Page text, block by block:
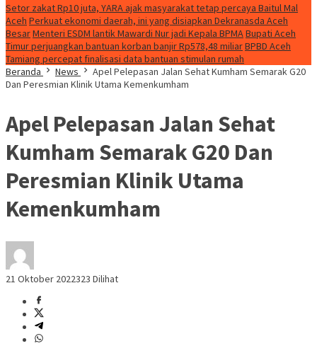
Setor zakat Rp10 juta, YARA ajak masyarakat tetap percaya Baitul Mal
Aceh Perkuat ekonomi daerah, ini yang disiapkan Dekranasda Aceh
BesarMenteri ESDM lantik Mawardi Nur jadi Kepala BPMABupati Aceh
Timur perjuangkan bantuan korban banjir Rp578,48 miliarBPBD Aceh
Tamiang percepat finalisasi data bantuan stimulan rumah
Beranda
News
Apel Pelepasan Jalan Sehat Kumham Semarak G20
Dan Peresmian Klinik Utama Kemenkumham
Apel Pelepasan Jalan Sehat
Kumham Semarak G20 Dan
Peresmian Klinik Utama
Kemenkumham
21 Oktober 2022323 Dilihat